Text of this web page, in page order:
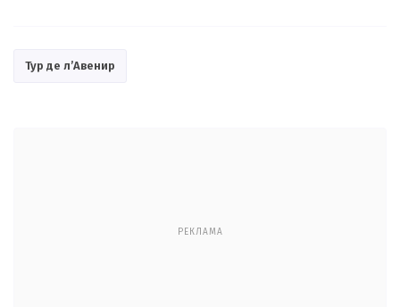
Тур де л’Авенир
РЕКЛАМА